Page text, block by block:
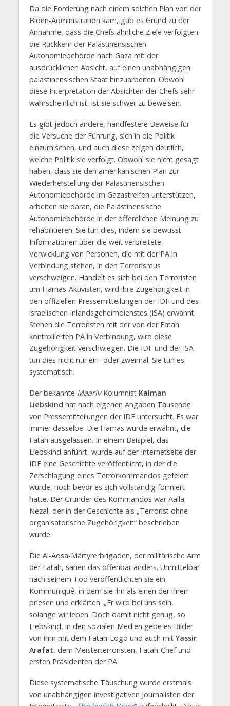
Da die Forderung nach einem solchen Plan von der
Biden-Administration kam, gab es Grund zu der
Annahme, dass die Chefs ähnliche Ziele verfolgten:
die Rückkehr der Palästinensischen
Autonomiebehörde nach Gaza mit der
ausdrücklichen Absicht, auf einen unabhängigen
palästinensischen Staat hinzuarbeiten. Obwohl
diese Interpretation der Absichten der Chefs sehr
wahrscheinlich ist, ist sie schwer zu beweisen.
Es gibt jedoch andere, handfestere Beweise für
die Versuche der Führung, sich in die Politik
einzumischen, und auch diese zeigen deutlich,
welche Politik sie verfolgt. Obwohl sie nicht gesagt
haben, dass sie den amerikanischen Plan zur
Wiederherstellung der Palästinensischen
Autonomiebehörde im Gazastreifen unterstützen,
arbeiten sie daran, die Palästinensische
Autonomiebehörde in der öffentlichen Meinung zu
rehabilitieren. Sie tun dies, indem sie bewusst
Informationen über die weit verbreitete
Verwicklung von Personen, die mit der PA in
Verbindung stehen, in den Terrorismus
verschweigen. Handelt es sich bei den Terroristen
um Hamas-Aktivisten, wird ihre Zugehörigkeit in
den offiziellen Pressemitteilungen der IDF und des
israelischen Inlandsgeheimdienstes (ISA) erwähnt.
Stehen die Terroristen mit der von der Fatah
kontrollierten PA in Verbindung, wird diese
Zugehörigkeit verschwiegen. Die IDF und der ISA
tun dies nicht nur ein- oder zweimal. Sie tun es
systematisch.
Der bekannte Maariv-Kolumnist Kalman
Liebskind hat nach eigenen Angaben Tausende
von Pressemitteilungen der IDF untersucht. Es war
immer dasselbe: Die Hamas wurde erwähnt, die
Fatah ausgelassen. In einem Beispiel, das
Liebskind anführt, wurde auf der Internetseite der
IDF eine Geschichte veröffentlicht, in der die
Zerschlagung eines Terrorkommandos gefeiert
wurde, noch bevor es sich vollständig formiert
hatte. Der Gründer des Kommandos war Aalla
Nezal, der in der Geschichte als „Terrorist ohne
organisatorische Zugehörigkeit“ beschrieben
wurde.
Die Al-Aqsa-Märtyrerbrigaden, der militärische Arm
der Fatah, sahen das offenbar anders. Unmittelbar
nach seinem Tod veröffentlichten sie ein
Kommuniqué, in dem sie ihn als einen der ihren
priesen und erklärten: „Er wird bei uns sein,
solange wir leben. Doch damit nicht genug, so
Liebskind, in den sozialen Medien gebe es Bilder
von ihm mit dem Fatah-Logo und auch mitYassir
Arafat, dem Meisterterroristen, Fatah-Chef und
ersten Präsidenten der PA.
Diese systematische Täuschung wurde erstmals
von unabhängigen investigativen Journalisten der